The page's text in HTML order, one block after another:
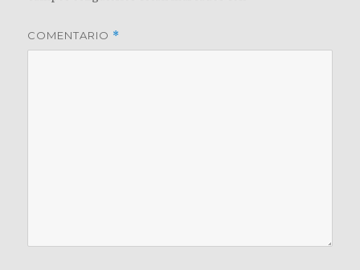
COMENTARIO *